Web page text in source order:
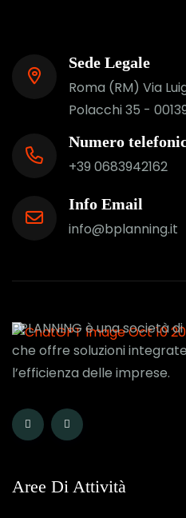
Sede Legale
Roma (RM) Via
Polacchi 35 -
Numero
+39 0683942162
Info Email
info@bplanning.it
BPLANNING è una società
che offre soluzioni
l’efficienza delle imprese.
Aree Di Attività